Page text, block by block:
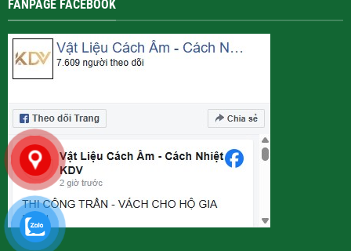
FANPAGE FACEBOOK